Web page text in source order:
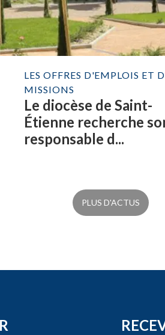
LES OFFRES D'EMPLOIS ET
MISSIONS
Le diocèse de Saint-
Étienne recherche
responsable d...
PLUS D'ACTUS